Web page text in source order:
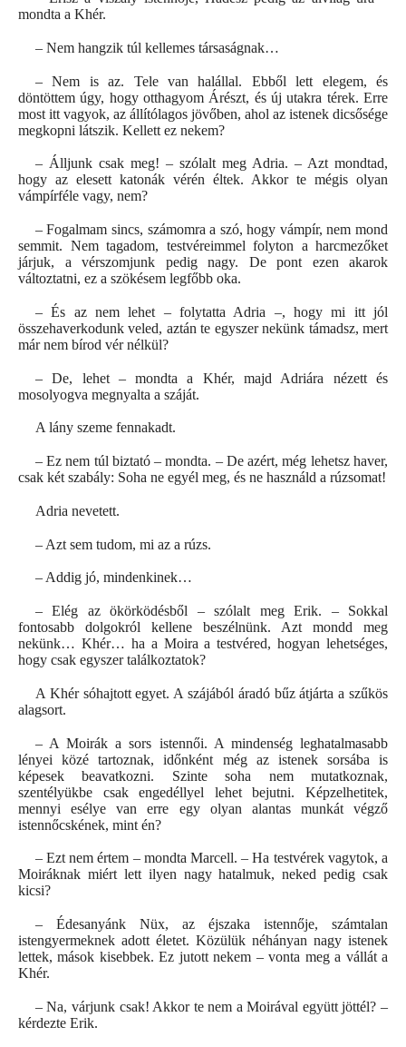
mondta a Khér.
– Nem hangzik túl kellemes társaságnak…
– Nem is az. Tele van halállal. Ebből lett elegem, és
döntöttem úgy, hogy otthagyom Árészt, és új utakra térek. Erre
most itt vagyok, az állítólagos jövőben, ahol az istenek dicsősége
megkopni látszik. Kellett ez nekem?
– Álljunk csak meg! – szólalt meg Adria. – Azt mondtad,
hogy az elesett katonák vérén éltek. Akkor te mégis olyan
vámpírféle vagy, nem?
– Fogalmam sincs, számomra a szó, hogy vámpír, nem mond
semmit. Nem tagadom, testvéreimmel folyton a harcmezőket
járjuk, a vérszomjunk pedig nagy. De pont ezen akarok
változtatni, ez a szökésem legfőbb oka.
– És az nem lehet – folytatta Adria –, hogy mi itt jól
összehaverkodunk veled, aztán te egyszer nekünk támadsz, mert
már nem bírod vér nélkül?
– De, lehet – mondta a Khér, majd Adriára nézett és
mosolyogva megnyalta a száját.
A lány szeme fennakadt.
– Ez nem túl biztató – mondta. – De azért, még lehetsz haver,
csak két szabály: Soha ne egyél meg, és ne használd a rúzsomat!
Adria nevetett.
– Azt sem tudom, mi az a rúzs.
– Addig jó, mindenkinek…
– Elég az ökörködésből – szólalt meg Erik. – Sokkal
fontosabb dolgokról kellene beszélnünk. Azt mondd meg
nekünk… Khér… ha a Moira a testvéred, hogyan lehetséges,
hogy csak egyszer találkoztatok?
A Khér sóhajtott egyet. A szájából áradó bűz átjárta a szűkös
alagsort.
– A Moirák a sors istennői. A mindenség leghatalmasabb
lényei közé tartoznak, időnként még az istenek sorsába is
képesek beavatkozni. Szinte soha nem mutatkoznak,
szentélyükbe csak engedéllyel lehet bejutni. Képzelhetitek,
mennyi esélye van erre egy olyan alantas munkát végző
istennőcskének, mint én?
– Ezt nem értem – mondta Marcell. – Ha testvérek vagytok, a
Moiráknak miért lett ilyen nagy hatalmuk, neked pedig csak
kicsi?
– Édesanyánk Nüx, az éjszaka istennője, számtalan
istengyermeknek adott életet. Közülük néhányan nagy istenek
lettek, mások kisebbek. Ez jutott nekem – vonta meg a vállát a
Khér.
– Na, várjunk csak! Akkor te nem a Moirával együtt jöttél? –
kérdezte Erik.